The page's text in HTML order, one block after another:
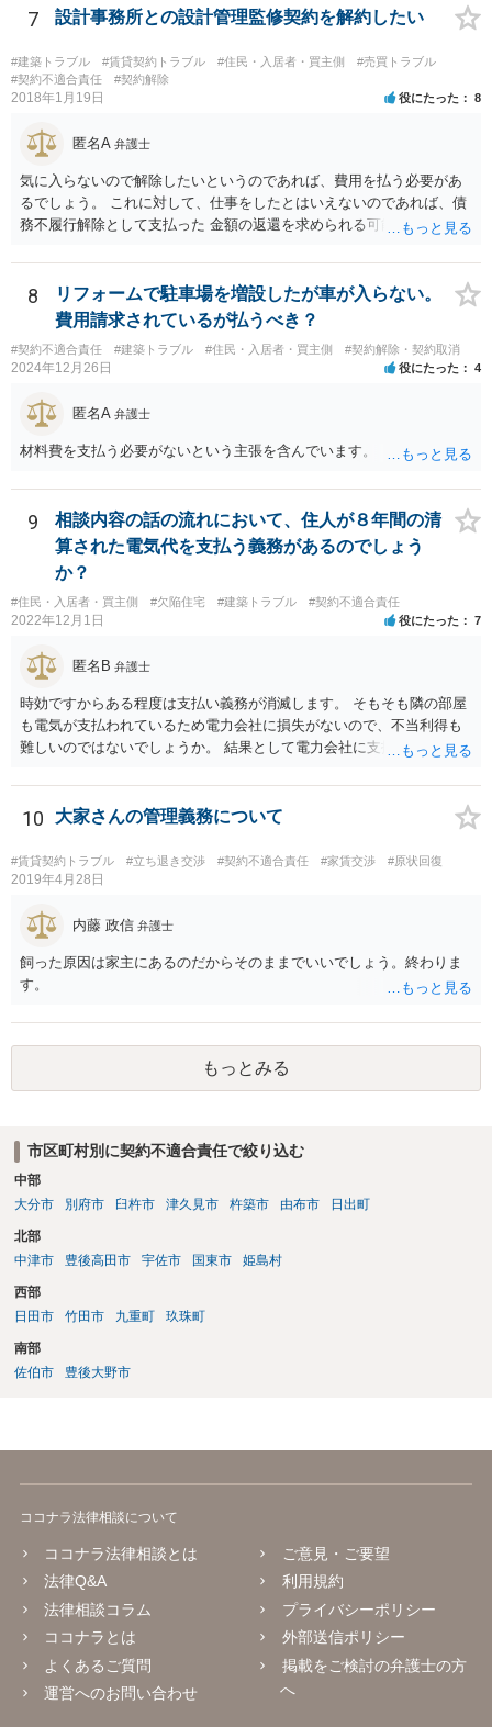
7 設計事務所との設計管理監修契約を解約したい
#建築トラブル #賃貸契約トラブル #住民・入居者・買主側
#売買トラブル
#契約不適合責任
#契約解除
2018年1月19日 役にたった 8
匿名A 弁護士
気に入らないので解除したいというのであれば、費用を払う必要があ
るでしょう。 これに対して、仕事をしたとはいえないのであれば、債
務不履行解除として支払った 金額の返還を求められる可能性はありま
双方合意できない場合は 裁判をして決めざるを得ません。 せめて、お
近くの弁護士に契約書や図面を持って相談だけでもしてみてくださ
8
リフォームで駐車場を増設したが車が入らない。
費用請求されているが払うべき？
#契約不適合責任 #建築トラブル #住民・入居者・買主側 #契約解除・契約取消
2024年12月26日 役にたった 4
匿名A 弁護士
材料費を支払う必要がないという主張を含んでいます。
9
相談内容の話の流れにおいて、住人が８年間の清
算された電気代を支払う義務があるのでしょう
か？
#住民・入居者・買主側 #欠陥住宅 #建築トラブル #契約不適合責任
2022年12月1日 役にたった 7
匿名B 弁護士
時効ですからある程度は支払い義務が消滅します。 そもそも隣の部屋
も電気が支払われているため電力会社に損失がないので、不当利得も
難しいのではないでしょうか。 結果として電力会社に支払拒絶をする
10 大家さんの管理義務について
#賃貸契約トラブル #立ち退き交渉 #契約不適合責任 #家賃交渉 #原状回復
2019年4月28日
内藤 政信 弁護士
飼った原因は家主にあるのだからそのままでいいでしょう。終わりま
す。
もっとみる
市区町村別に契約不適合責任で絞り込む
中部
大分市
別府市 臼杵市 津久見市 杵築市 由布市 日出町
北部
中津市
豊後高田市 宇佐市 国東市 姫島村
西部
日田市
竹田市 九重町 玖珠町
南部
佐伯市
豊後大野市
ココナラ法律相談について
ココナラ法律相談とは
法律Q&A
法律相談コラム
ココナラとは
よくあるご質問
運営へのお問い合わせ
ご意見・ご要望
利用規約
プライバシーポリシー
外部送信ポリシー
掲載をご検討の弁護士の方
へ